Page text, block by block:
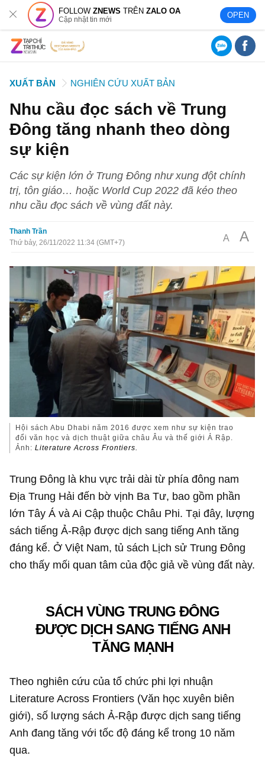
FOLLOWZNEWS TRÊNZALO OA
Cập nhật tin mới OPEN
XUẤT BẢN NGHIÊN CỨU XUẤT BẢN
Nhu cầu đọc sách về Trung
Đông tăng nhanh theo dòng
sự kiện
Các sự kiện lớn ở Trung Đông như xung đột chính
trị, tôn giáo… hoặc World Cup 2022 đã kéo theo
nhu cầu đọc sách về vùng đất này.
Thanh Trần
Thứ bảy, 26/11/2022 11:34 (GMT+7)
A A
Hội sách Abu Dhabi năm 2016 được xem như sự kiện trao
đổi văn học và dịch thuật giữa châu Âu và thế giới Ả Rập.
Ảnh:Literature Across Frontiers.
Trung Đông là khu vực trải dài từ phía đông nam
Địa Trung Hải đến bờ vịnh Ba Tư, bao gồm phần
lớn Tây Á và Ai Cập thuộc Châu Phi. Tại đây, lượng
sách tiếng Ả-Rập được dịch sang tiếng Anh tăng
đáng kể. Ở Việt Nam, tủ sách Lịch sử Trung Đông
cho thấy mối quan tâm của độc giả về vùng đất này.
SÁCH VÙNG TRUNG ĐÔNG
ĐƯỢC DỊCH SANG TIẾNG ANH
TĂNG MẠNH
Theo nghiên cứu của tổ chức phi lợi nhuận
Literature Across Frontiers (Văn học xuyên biên
giới), số lượng sách Ả-Rập được dịch sang tiếng
Anh đang tăng với tốc độ đáng kể trong 10 năm
qua.